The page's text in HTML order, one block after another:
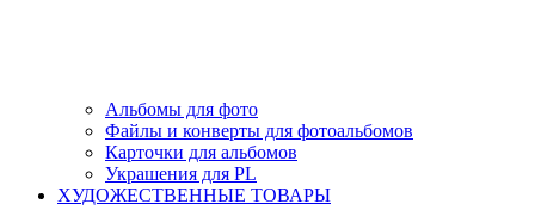
Альбомы для фото
Файлы и конверты для фотоальбомов
Карточки для альбомов
Украшения для PL
ХУДОЖЕСТВЕННЫЕ ТОВАРЫ